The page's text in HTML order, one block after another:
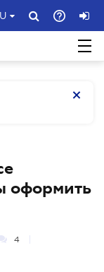
оформить
4